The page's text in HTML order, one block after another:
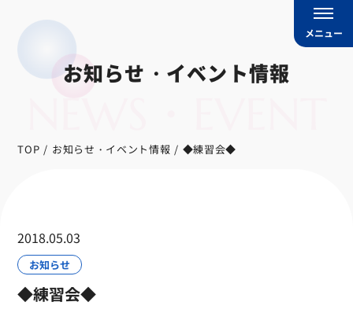
メニュー
お知らせ・イベント情報
TOP お知らせ・イベント情報 ◆練習会◆
2018.05.03
お知らせ
◆練習会◆